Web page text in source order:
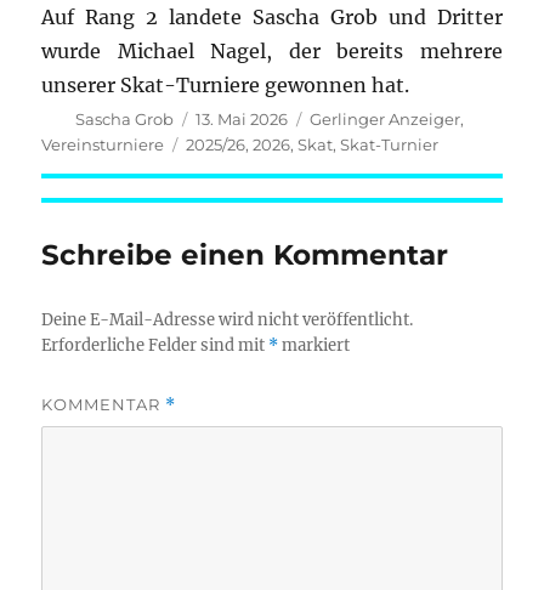
Auf Rang 2 landete Sascha Grob und Dritter
wurde Michael Nagel, der bereits mehrere
unserer Skat-Turniere gewonnen hat.
Autor
Sascha Grob
Veröffentlicht
am
13. Mai 2026 Kategorien
Gerlinger Anzeiger,
Vereinsturniere
Schlagwörter
2025/26,2026,Skat,Skat-Turnier
Schreibe einen Kommentar
Deine E-Mail-Adresse wird nicht veröffentlicht.
Erforderliche Felder sind mit *markiert
KOMMENTAR *